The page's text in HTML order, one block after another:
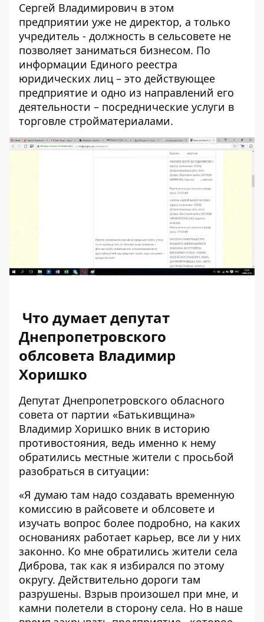
Сергей Владимирович в этом
предприятии уже не директор, а только
учредитель - должность в сельсовете не
позволяет заниматься бизнесом. По
информации Единого реестра
юридических лиц – это действующее
предприятие и одно из направлений его
деятельности – посреднические услуги в
торговле стройматериалами.
Что думает депутат
Днепропетровского
облсовета Владимир
Хоришко
Депутат Днепропетровского обласного
совета от партии «Батькивщина»
Владимир Хоришко вник в историю
противостояния, ведь именно к нему
обратились местные жители с просьбой
разобраться в ситуации:
«Я думаю там надо создавать временную
комиссию в райсовете и облсовете и
изучать вопрос более подробно, на каких
основаниях работает карьер, все ли у них
законно. Ко мне обратились жители села
Диброва, так как я избирался по этому
округу. Действительно дороги там
разрушены. Взрыв произошел при мне, и
камни полетели в сторону села. Но в наше